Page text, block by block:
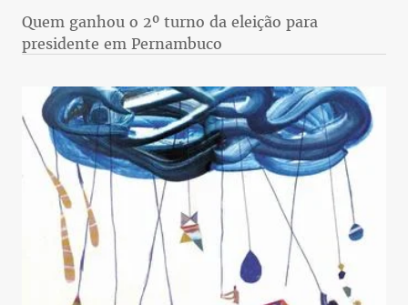
Quem ganhou o 2º turno da eleição para
presidente em Pernambuco